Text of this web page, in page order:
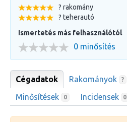
? rakomány
? teherautó
Ismertetés más felhasználótól
0 minősítés
Cégadatok Rakományok ?
Minősítések 0 Incidensek 0